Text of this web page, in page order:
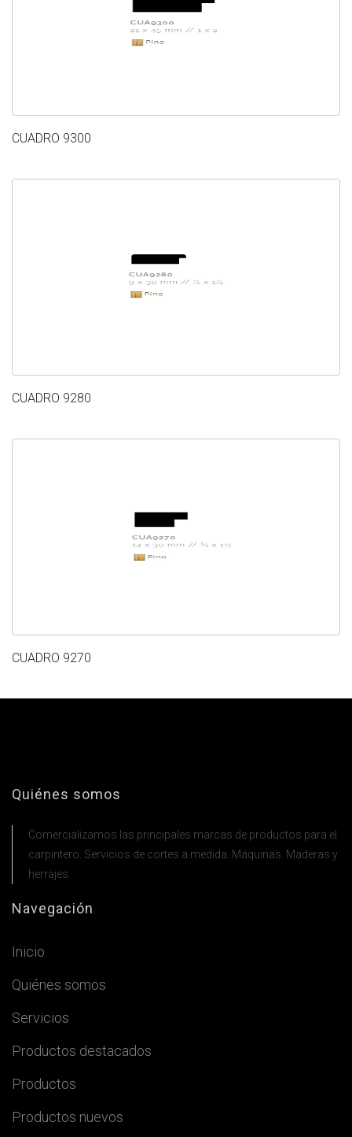
CUADRO 9300
CUADRO 9280
CUADRO 9270
Quiénes somos
Comercializamos las principales marcas de productos para el
carpintero. Servicios de cortes a medida. Máquinas. Maderas y
herrajes.
Navegación
Inicio
Quiénes somos
Servicios
Productos destacados
Productos
Productos nuevos